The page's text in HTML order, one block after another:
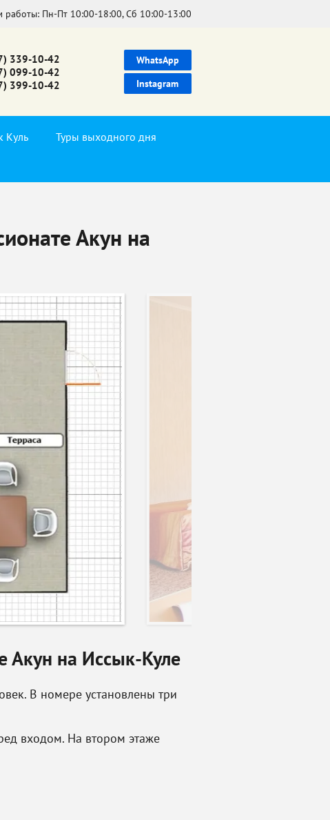
работы: Пн-Пт 10:00-18:00, Сб 10:00-13:00
339-10-42
099-10-42
399-10-42
WhatsApp
Instagram
Куль
Туры выходного дня
Акун на
Акун на Иссык-Куле
В номере установлены три
входом. На втором этаже